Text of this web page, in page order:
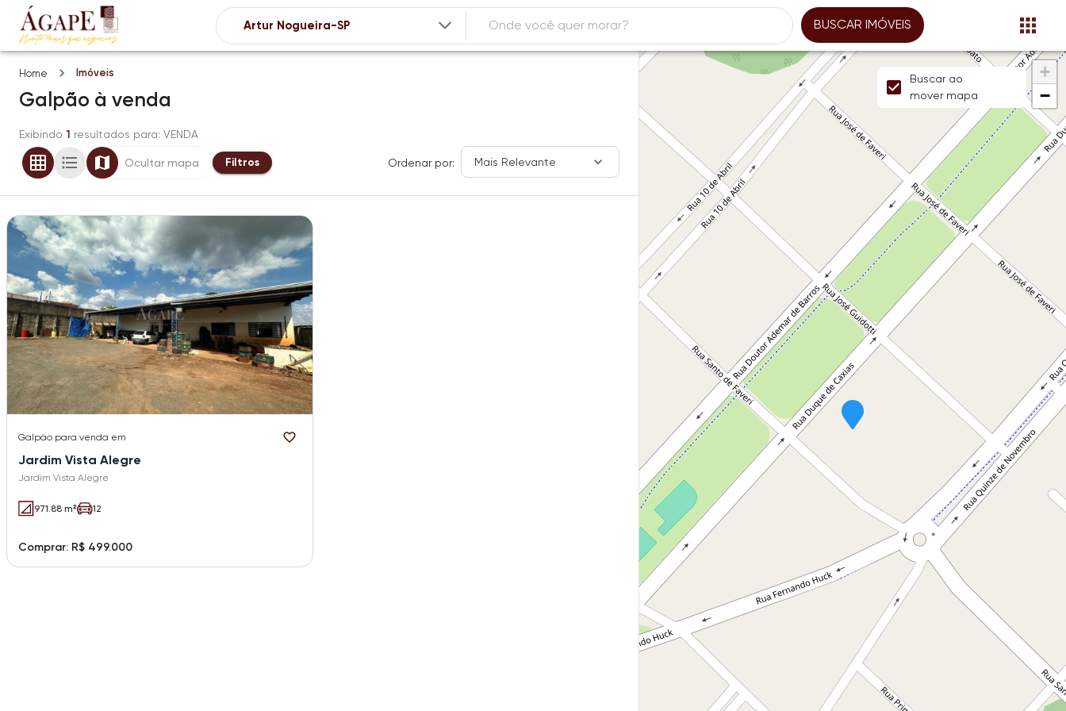
BUSCAR IMÓVEIS
Home Imóveis
Galpão à venda
Exibindo 1 resultados para: VENDA
Ocultar mapa Filtros Ordenar por: Mais Relevante
Galpão para venda em
Jardim Vista Alegre
Jardim Vista Alegre
971.88 m² 12
Comprar: R$ 499.000
+
−
Buscar ao
mover mapa